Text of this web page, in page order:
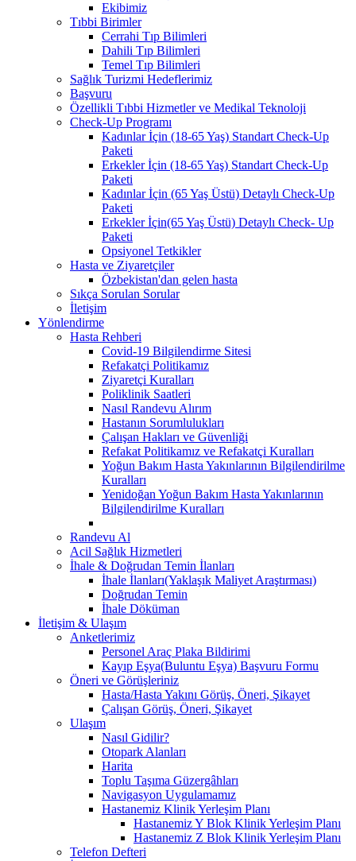
Ekibimiz
Tıbbi Birimler
Cerrahi Tıp Bilimleri
Dahili Tıp Bilimleri
Temel Tıp Bilimleri
Sağlık Turizmi Hedeflerimiz
Başvuru
Özellikli Tıbbi Hizmetler ve Medikal Teknoloji
Check-Up Programı
Kadınlar İçin (18-65 Yaş) Standart Check-Up
Paketi
Erkekler İçin (18-65 Yaş) Standart Check-Up
Paketi
Kadınlar İçin (65 Yaş Üstü) Detaylı Check-Up
Paketi
Erkekler İçin(65 Yaş Üstü) Detaylı Check- Up
Paketi
Opsiyonel Tetkikler
Hasta ve Ziyaretçiler
Özbekistan'dan gelen hasta
Sıkça Sorulan Sorular
İletişim
Yönlendirme
Hasta Rehberi
Covid-19 Bilgilendirme Sitesi
Refakatçi Politikamız
Ziyaretçi Kuralları
Poliklinik Saatleri
Nasıl Randevu Alırım
Hastanın Sorumlulukları
Çalışan Hakları ve Güvenliği
Refakat Politikamız ve Refakatçi Kuralları
Yoğun Bakım Hasta Yakınlarının Bilgilendirilme
Kuralları
Yenidoğan Yoğun Bakım Hasta Yakınlarının
Bilgilendirilme Kuralları
Randevu Al
Acil Sağlık Hizmetleri
İhale & Doğrudan Temin İlanları
İhale İlanları(Yaklaşık Maliyet Araştırması)
Doğrudan Temin
İhale Döküman
İletişim & Ulaşım
Anketlerimiz
Personel Araç Plaka Bildirimi
Kayıp Eşya(Buluntu Eşya) Başvuru Formu
Öneri ve Görüşleriniz
Hasta/Hasta Yakını Görüş, Öneri, Şikayet
Çalışan Görüş, Öneri, Şikayet
Ulaşım
Nasıl Gidilir?
Otopark Alanları
Harita
Toplu Taşıma Güzergâhları
Navigasyon Uygulamamız
Hastanemiz Klinik Yerleşim Planı
Hastanemiz Y Blok Klinik Yerleşim Planı
Hastanemiz Z Blok Klinik Yerleşim Planı
Telefon Defteri